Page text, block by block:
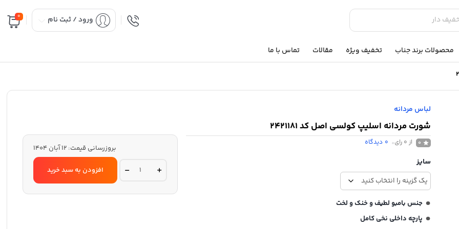
ورود / ثبت نام 0
محصولات برند جناب تخفیف ویژه مقالات تماس با ما
لباس مردانه
شورت مردانه اسلیپ کولسی اصل کد 2421181
0 از 0 رای 0 دیدگاه
سایز
جنس بامبو لطیف و خنک و لخت
پارچه داخلی نخی کامل
بروزرسانی قیمت: 12 آبان 1404
شورت
مردانه
کولسی
افزودن به سبد خرید